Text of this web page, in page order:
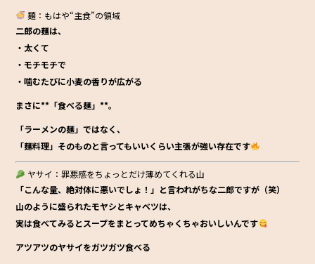
麺：もはや“主食”の領域
二郎の麺は、
・太くて
・モチモチで
・噛むたびに小麦の香りが広がる
まさに**「食べる麺」**。
「ラーメンの麺」ではなく、
「麺料理」そのものと言ってもいいくらい主張が強い存在です
ヤサイ：罪悪感をちょっとだけ薄めてくれる山
「こんな量、絶対体に悪いでしょ！」と言われがちな二郎ですが（笑）
山のように盛られたモヤシとキャベツは、
実は食べてみるとスープをまとってめちゃくちゃおいしいんです
アツアツのヤサイをガツガツ食べる